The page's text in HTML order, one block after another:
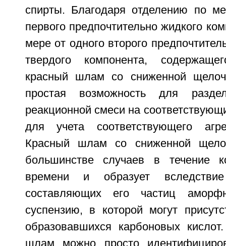
спирты. Благодаря отделению по
первого предпочтительно жидкого
мере от одного второго
твердого компонента,
красный шлам со сниженной
простая возможность для
реакционной смеси на
для учета соответствующего
Красный шлам со сниженной
большинстве случаев в течение
времени и образует
составляющих его частиц
суспензию, в которой могут
образовавшихся карбоновых
шлам можно просто